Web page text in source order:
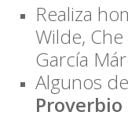
Realiza
Wilde,
García
Algunos